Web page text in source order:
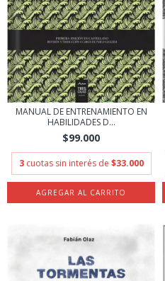
MANUAL DE ENTRENAMIENTO EN
HABILIDADES D...
$99.000
3 cuotas sin interés de $33.000